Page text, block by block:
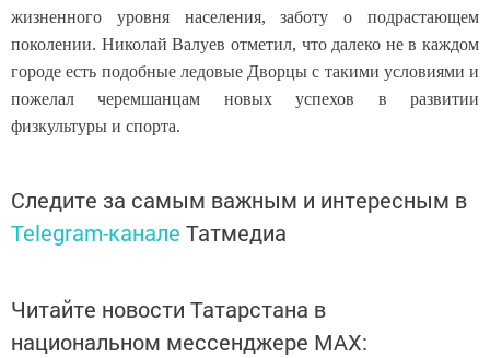
жизненного уровня населения, заботу о подрастающем
поколении. Николай Валуев отметил, что далеко не в каждом
городе есть подобные ледовые Дворцы с такими условиями и
пожелал черемшанцам новых успехов в развитии
физкультуры и спорта.
Следите за самым важным и интересным в
Telegram-канале Татмедиа
Читайте новости Татарстана в
национальном мессенджере MАХ: